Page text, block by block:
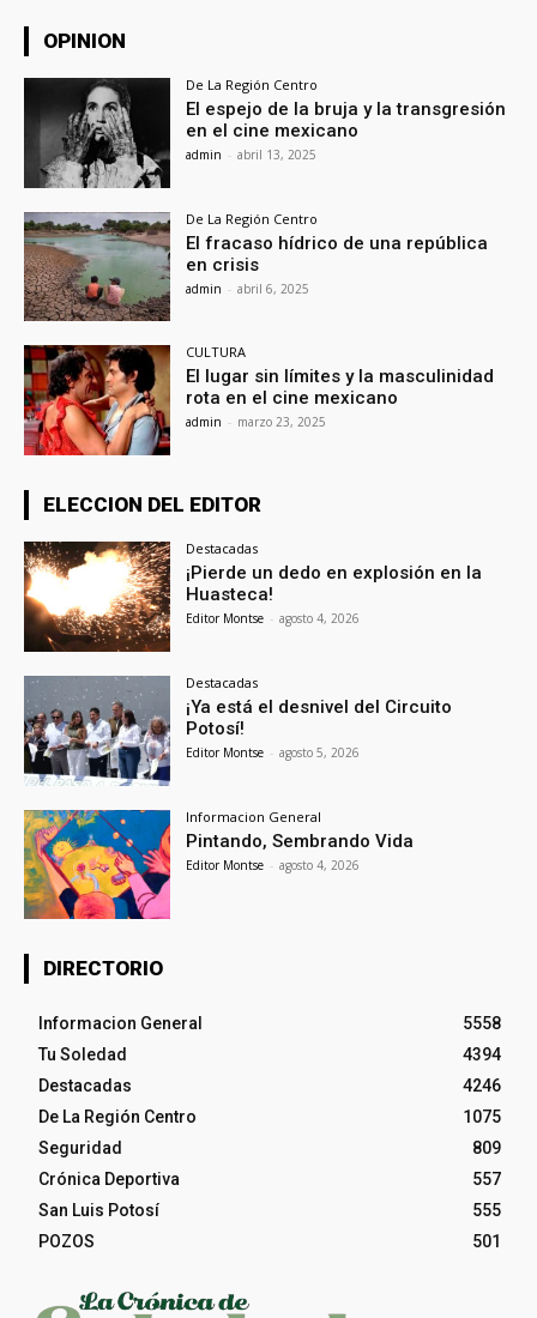
OPINION
De La Región Centro
El espejo de la bruja y la transgresión
en el cine mexicano
admin - abril 13, 2025
De La Región Centro
El fracaso hídrico de una república
en crisis
admin - abril 6, 2025
CULTURA
El lugar sin límites y la masculinidad
rota en el cine mexicano
admin - marzo 23, 2025
ELECCION DEL EDITOR
Destacadas
¡Pierde un dedo en explosión en la
Huasteca!
Editor Montse - agosto 4, 2026
Destacadas
¡Ya está el desnivel del Circuito
Potosí!
Editor Montse - agosto 5, 2026
Informacion General
Pintando, Sembrando Vida
Editor Montse - agosto 4, 2026
DIRECTORIO
Informacion General
5558
Tu Soledad
4394
Destacadas
4246
De La Región Centro
1075
Seguridad
809
Crónica Deportiva
557
San Luis Potosí
555
POZOS
501